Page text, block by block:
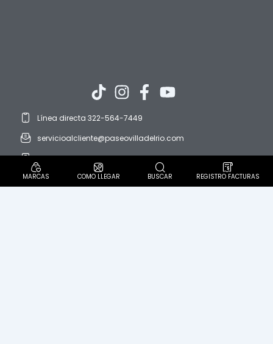
Línea directa 322-564-7449
servicioalcliente@paseovilladelrio.com
protedatos@paseovilladelrio.com
Horario: domingo a domingo. 8:00 AM a 9:00 PM
MARCAS COMO LLEGAR BUSCAR REGISTRO FACTURAS